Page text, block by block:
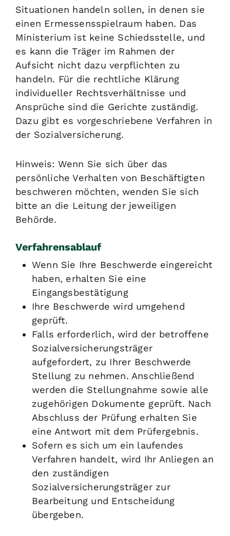
Situationen handeln sollen, in denen sie
einen Ermessensspielraum haben. Das
Ministerium ist keine Schiedsstelle, und
es kann die Träger im Rahmen der
Aufsicht nicht dazu verpflichten zu
handeln. Für die rechtliche Klärung
individueller Rechtsverhältnisse und
Ansprüche sind die Gerichte zuständig.
Dazu gibt es vorgeschriebene Verfahren in
der Sozialversicherung.
Hinweis: Wenn Sie sich über das
persönliche Verhalten von Beschäftigten
beschweren möchten, wenden Sie sich
bitte an die Leitung der jeweiligen
Behörde.
Verfahrensablauf
Wenn Sie Ihre Beschwerde eingereicht
haben, erhalten Sie eine
Eingangsbestätigung
Ihre Beschwerde wird umgehend
geprüft.
Falls erforderlich, wird der betroffene
Sozialversicherungsträger
aufgefordert, zu Ihrer Beschwerde
Stellung zu nehmen. Anschließend
werden die Stellungnahme sowie alle
zugehörigen Dokumente geprüft. Nach
Abschluss der Prüfung erhalten Sie
eine Antwort mit dem Prüfergebnis.
Sofern es sich um ein laufendes
Verfahren handelt, wird Ihr Anliegen an
den zuständigen
Sozialversicherungsträger zur
Bearbeitung und Entscheidung
übergeben.